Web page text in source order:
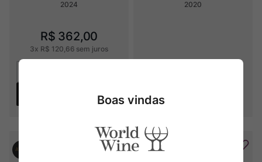
2024
R$ 362,00
3x R$ 120 66 sem juros
2020
Produto Indisponível
Boas vindas